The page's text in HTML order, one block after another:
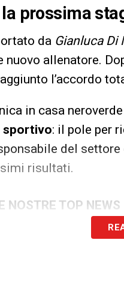
prossima
da Gianluca Di
nuovo allenatore.
l’accordo
in casa
: il pole per
del
risultati.
NOSTRE TOP NEWS